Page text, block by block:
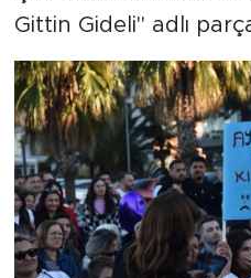
Gittin Gideli" adlı